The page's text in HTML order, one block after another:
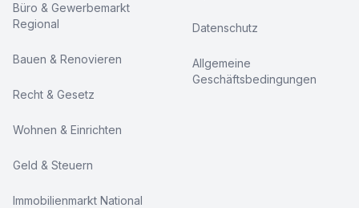
Büro & Gewerbemarkt
Regional
Bauen & Renovieren
Recht & Gesetz
Wohnen & Einrichten
Geld & Steuern
Immobilienmarkt National
Datenschutz
Allgemeine
Geschäftsbedingungen